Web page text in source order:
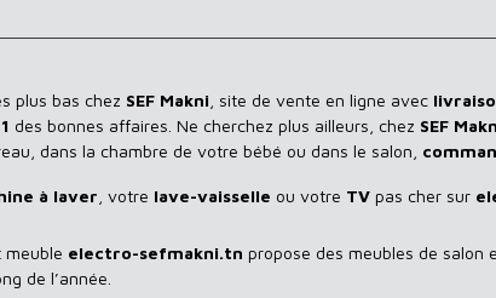
plus bas chez SEF Makni , site de vente en ligne avec
des bonnes affaires. Ne cherchez plus ailleurs, chez SEF
dans la chambre de votre bébé ou dans le salon,
à laver , votre lave-vaisselle ou votre TV pas cher sur
meuble electro-sefmakni.tn propose des meubles de salon
de l’année.